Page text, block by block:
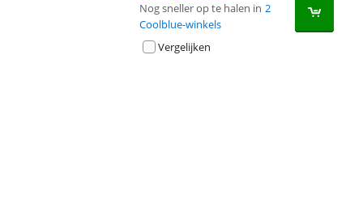
Nog sneller op te halen in 2
Coolblue-winkels
Vergelijken